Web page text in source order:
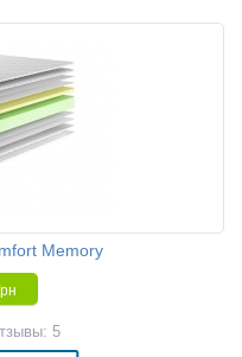
Memory
5